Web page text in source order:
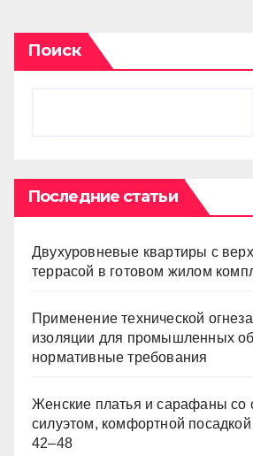
Поиск
Последние статьи
Двухуровневые квартиры с
террасой в готовом жилом
Применение технической
изоляции для промышленных
нормативные требования
Женские платья и сарафаны со
силуэтом, комфортной
42–48